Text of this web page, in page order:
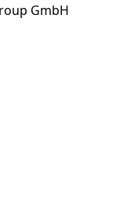
GmbH